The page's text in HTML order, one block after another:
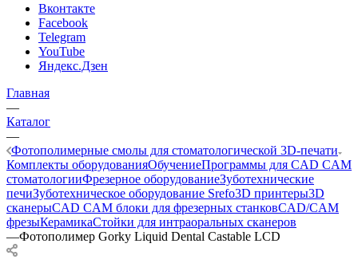
Вконтакте
Facebook
Telegram
YouTube
Яндекс.Дзен
Главная
—
Каталог
—
Фотополимерные смолы для стоматологической 3D-печати
Комплекты оборудованияОбучениеПрограммы для CAD CAM
стоматологииФрезерное оборудованиеЗуботехнические
печиЗуботехническое оборудование Srefo3D принтеры3D
сканерыCAD CAM блоки для фрезерных станковCAD/CAM
фрезыКерамикаСтойки для интраоральных сканеров
—Фотополимер Gorky Liquid Dental Castable LCD